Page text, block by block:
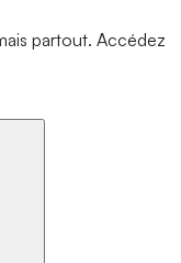
partout. Accédez